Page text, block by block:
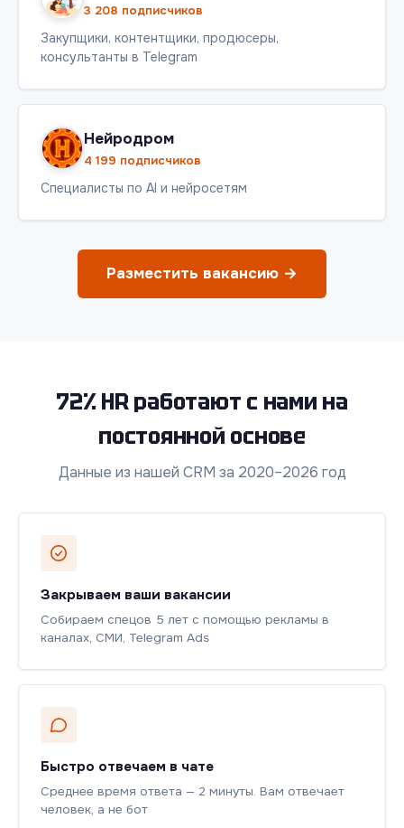
3 208 подписчиков
Закупщики, контентщики, продюсеры,
консультанты в Telegram
Нейродром
4 199 подписчиков
Специалисты по AI и нейросетям
Разместить вакансию →
72% HR работают с нами на
постоянной основе
Данные из нашей CRM за 2020–2026 год
Закрываем ваши вакансии
Собираем спецов 5 лет с помощью рекламы в
каналах, СМИ, Telegram Ads
Быстро отвечаем в чате
Среднее время ответа — 2 минуты. Вам отвечает
человек, а не бот